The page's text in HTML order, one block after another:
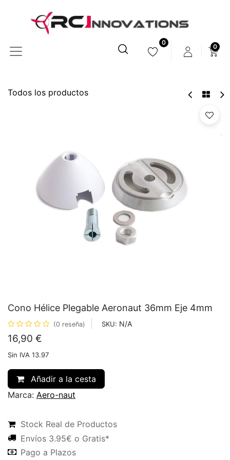
0
0
Todos los productos
Cono Hélice Plegable Aeronaut 36mm Eje 4mm
(0 reseña) SKU: N/A
16,90 €
Sin IVA 13.97
Añadir a la cesta
Marca: Aero-naut
Stock Real de Productos
Envíos 3.95€ o Gratis*
Pago a Plazos